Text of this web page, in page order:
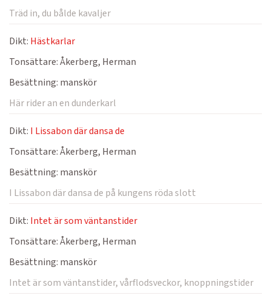
Träd in, du bålde kavaljer
Dikt: Hästkarlar
Tonsättare:Åkerberg, Herman
Besättning: manskör
Här rider an en dunderkarl
Dikt: I Lissabon där dansa de
Tonsättare:Åkerberg, Herman
Besättning: manskör
I Lissabon där dansa de på kungens röda slott
Dikt: Intet är som väntanstider
Tonsättare:Åkerberg, Herman
Besättning: manskör
Intet är som väntanstider, vårflodsveckor, knoppningstider